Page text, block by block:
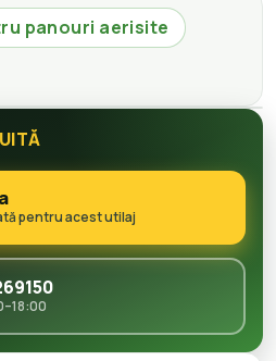
panouri aerisite
pentru acest utilaj